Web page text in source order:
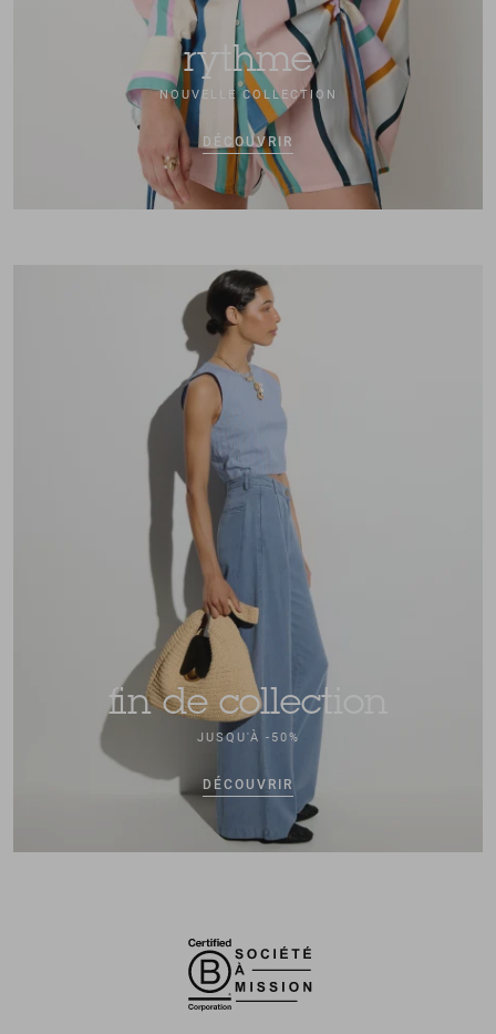
rythme
NOUVELLE COLLECTION
DÉCOUVRIR
fin de collection
JUSQU'À -50%
DÉCOUVRIR